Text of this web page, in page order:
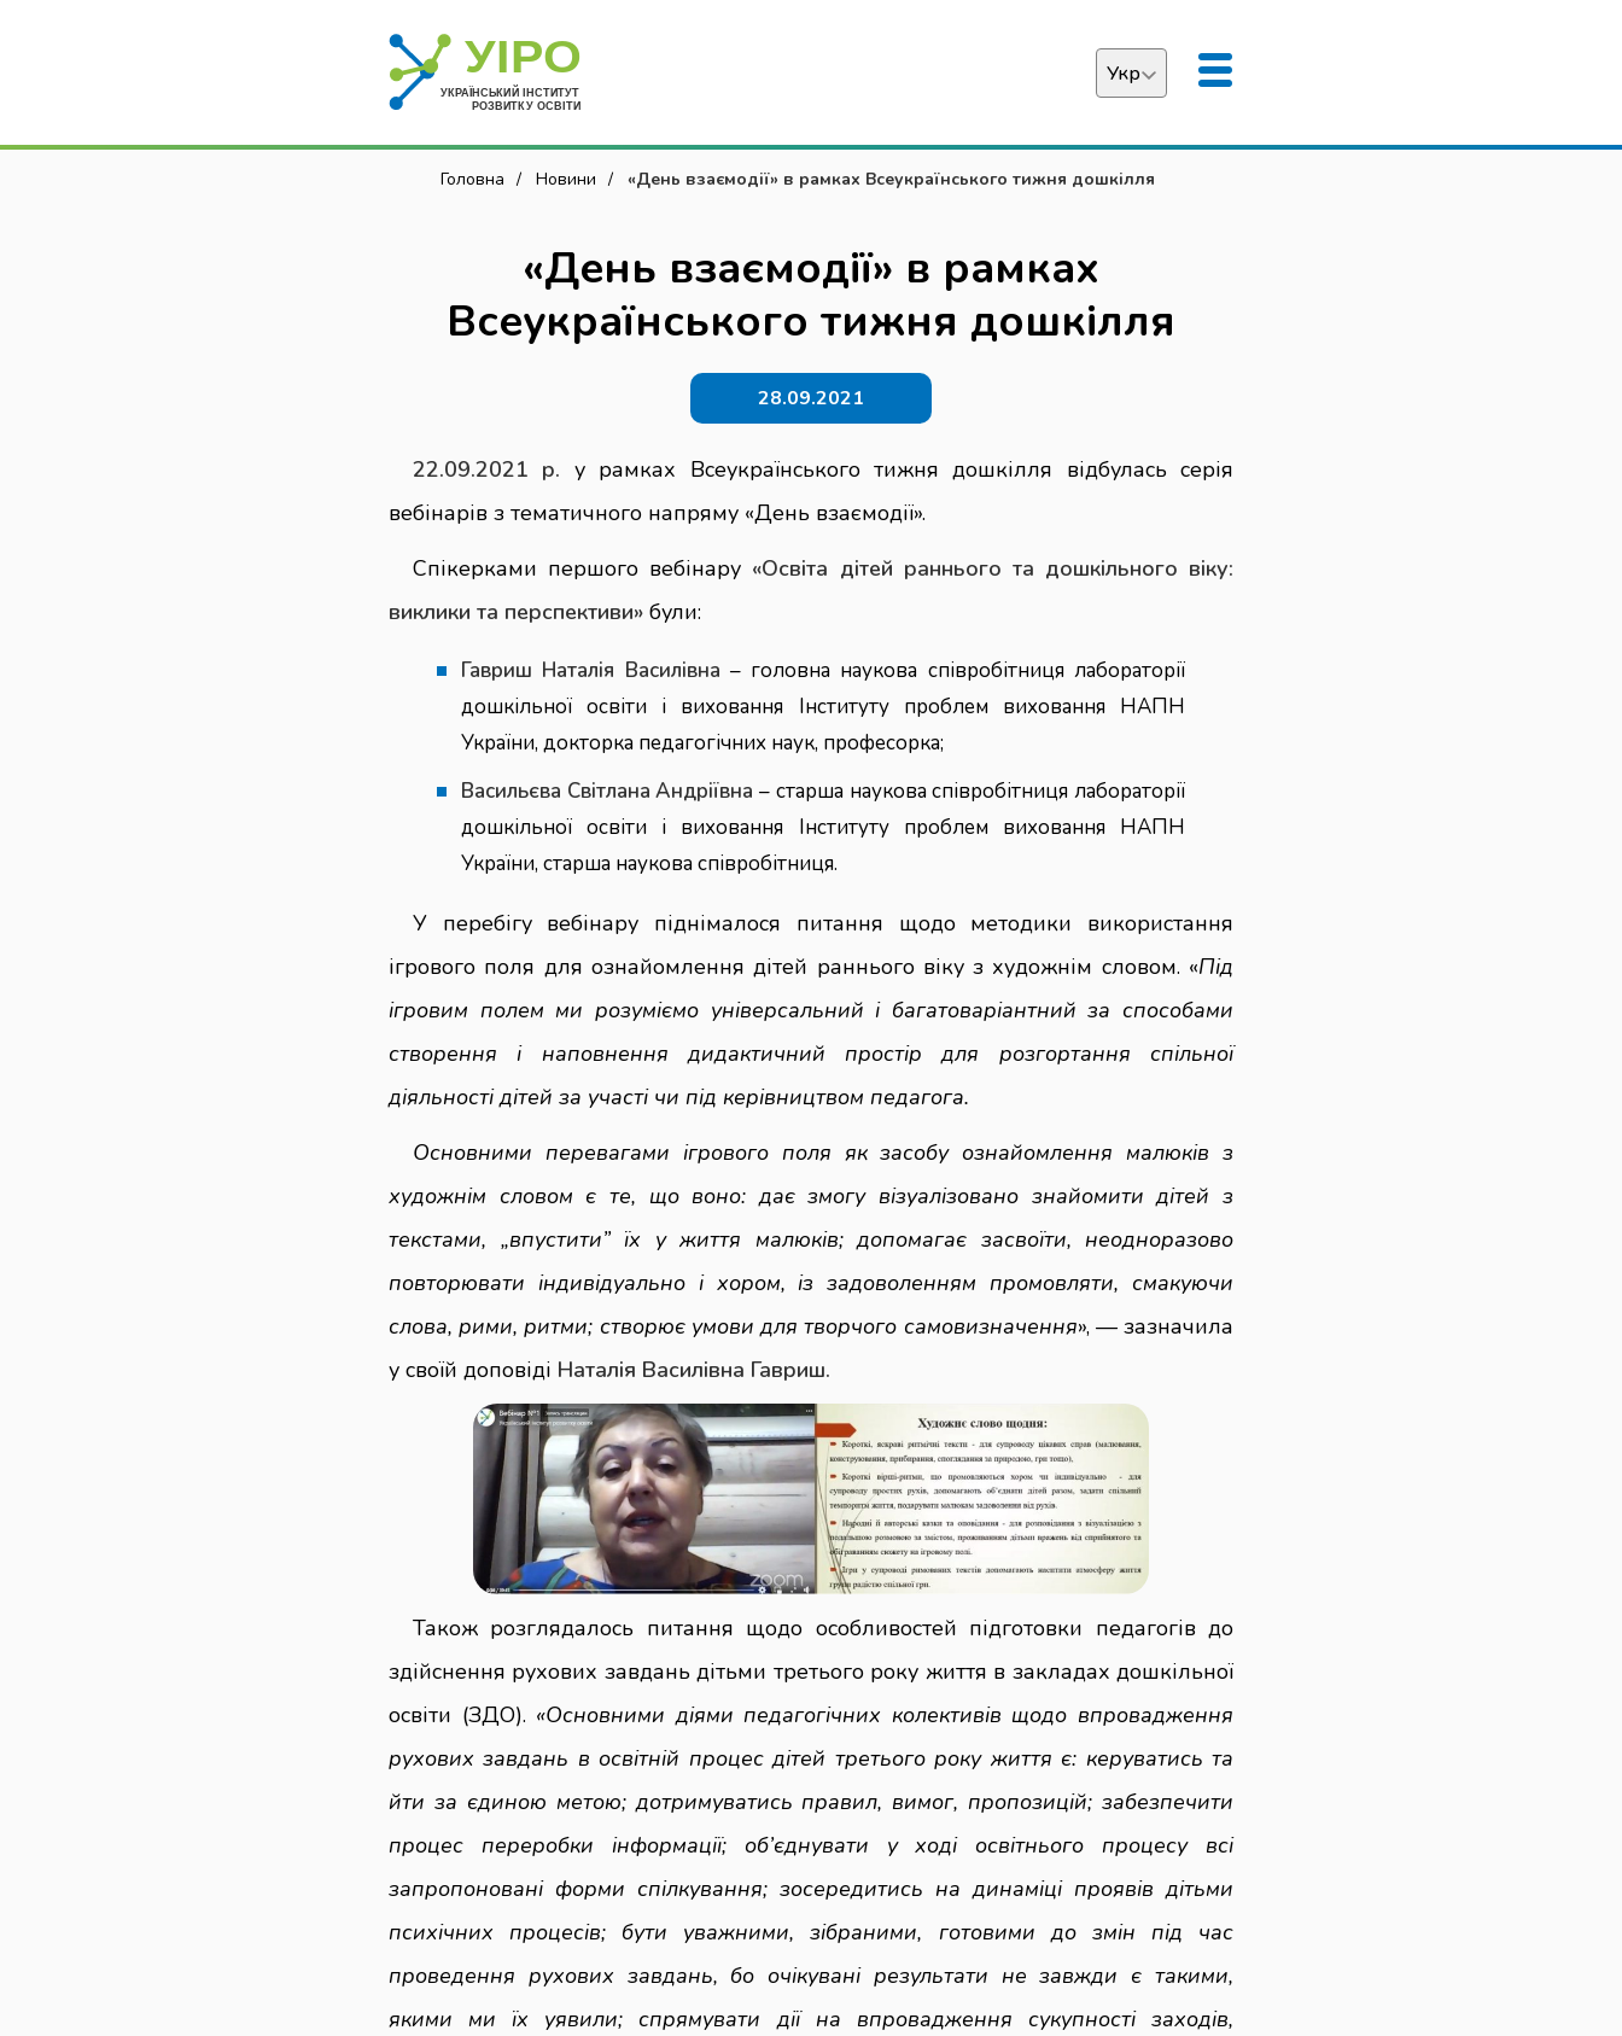
Укр
English
Головна Новини «День взаємодії» в рамках Всеукраїнського тижня дошкілля
«День взаємодії» в рамках
Всеукраїнського тижня дошкілля
28.09.2021
22.09.2021 р. у рамках Всеукраїнського тижня дошкілля відбулась серія
вебінарів з тематичного напряму «День взаємодії».
Спікерками першого вебінару «Освіта дітей раннього та дошкільного віку:
виклики та перспективи» були:
Гавриш Наталія Василівна – головна наукова співробітниця лабораторії
дошкільної освіти і виховання Інституту проблем виховання НАПН
України, докторка педагогічних наук, професорка;
Васильєва Світлана Андріївна – старша наукова співробітниця лабораторії
дошкільної освіти і виховання Інституту проблем виховання НАПН
України, старша наукова співробітниця.
У перебігу вебінару піднімалося питання щодо методики використання
ігрового поля для ознайомлення дітей раннього віку з художнім словом. «Під
ігровим полем ми розуміємо універсальний і багатоваріантний за способами
створення і наповнення дидактичний простір для розгортання спільної
діяльності дітей за участі чи під керівництвом педагога.
Основними перевагами ігрового поля як засобу ознайомлення малюків з
художнім словом є те, що воно: дає змогу візуалізовано знайомити дітей з
текстами, „впустити” їх у життя малюків; допомагає засвоїти, неодноразово
повторювати індивідуально і хором, із задоволенням промовляти, смакуючи
слова, рими, ритми; створює умови для творчого самовизначення», — зазначила
у своїй доповіді Наталія Василівна Гавриш.
Також розглядалось питання щодо особливостей підготовки педагогів до
здійснення рухових завдань дітьми третього року життя в закладах дошкільної
освіти (ЗДО). «Основними діями педагогічних колективів щодо впровадження
рухових завдань в освітній процес дітей третього року життя є: керуватись та
йти за єдиною метою; дотримуватись правил, вимог, пропозицій; забезпечити
процес переробки інформації; об’єднувати у ході освітнього процесу всі
запропоновані форми спілкування; зосередитись на динаміці проявів дітьми
психічних процесів; бути уважними, зібраними, готовими до змін під час
проведення рухових завдань, бо очікувані результати не завжди є такими,
якими ми їх уявили; спрямувати дії на впровадження сукупності заходів,